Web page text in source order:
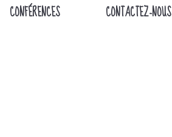
CONFÉRENCES CONTACTEZ-NOUS